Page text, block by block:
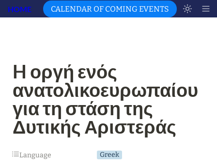
HOME CALENDAR OF COMING EVENTS
H οργή ενός
ανατολικοευρωπαίου
για τη στάση της
Δυτικής Αριστεράς
Language Greek